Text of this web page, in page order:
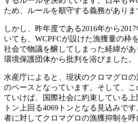
ため、ルールを順守する義務がありま
しかし、昨年度である2016年から
いても、WCPFCが設けた漁獲量の枠
社会で物議を醸してしまった経緯があ
環境保護団体から批判を浴びました。
水産庁によると、現状のクロマグロ
のペースとなっています。そして、
ていけば、国際社会に約束している
トン上回る4069トンとなる見込みで
者に対してクロマグロの漁獲抑制を